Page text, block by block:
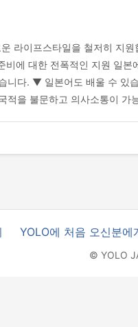
라이프스타일을 철저히 지
에 대한 전폭적인 지원 일
니다. ▼ 일본어도 배울 수 있
을 불문하고 의사소통이 가
YOLO에 처음 오신분에
© YOLO